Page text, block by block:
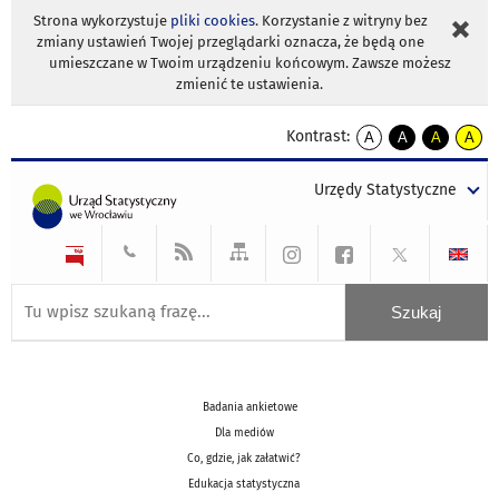
Strona wykorzystuje pliki cookies. Korzystanie z witryny bez
zmiany ustawień Twojej przeglądarki oznacza, że będą one
umieszczane w Twoim urządzeniu końcowym. Zawsze możesz
zmienić te ustawienia.
Kontrast:
A
kontrast
A
kontrast
tekst
czarnym
A
kontrast
tekst
czarnym
A
tekst
żółtym
Urzędy Statystyczne
Badania ankietowe
Dla mediów
Co, gdzie, jak załatwić?
Edukacja statystyczna